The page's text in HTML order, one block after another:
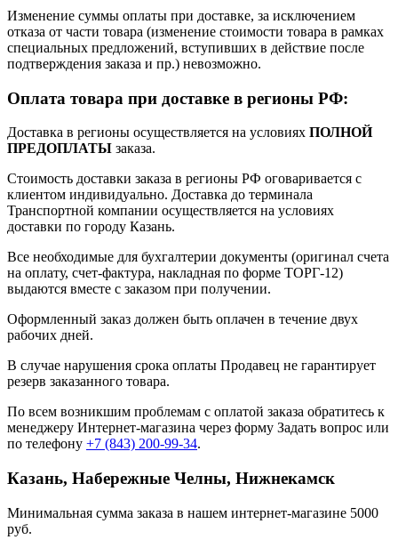
Изменение суммы оплаты при доставке, за исключением
отказа от части товара (изменение стоимости товара в рамках
специальных предложений, вступивших в действие после
подтверждения заказа и пр.) невозможно.
Оплата товара при доставке в регионы РФ:
Доставка в регионы осуществляется на условиях ПОЛНОЙ
ПРЕДОПЛАТЫ заказа.
Стоимость доставки заказа в регионы РФ оговаривается с
клиентом индивидуально. Доставка до терминала
Транспортной компании осуществляется на условиях
доставки по городу Казань.
Все необходимые для бухгалтерии документы (оригинал счета
на оплату, счет-фактура, накладная по форме ТОРГ-12)
выдаются вместе с заказом при получении.
Оформленный заказ должен быть оплачен в течение двух
рабочих дней.
В случае нарушения срока оплаты Продавец не гарантирует
резерв заказанного товара.
По всем возникшим проблемам с оплатой заказа обратитесь к
менеджеру Интернет-магазина через форму Задать вопрос или
по телефону +7 (843) 200-99-34.
Казань, Набережные Челны, Нижнекамск
Минимальная сумма заказа в нашем интернет-магазине 5000
руб.